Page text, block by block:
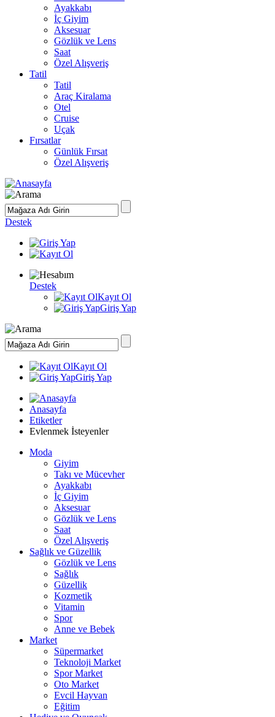
Ayakkabı
İç Giyim
Aksesuar
Gözlük ve Lens
Saat
Özel Alışveriş
Tatil
Tatil
Araç Kiralama
Otel
Cruise
Uçak
Fırsatlar
Günlük Fırsat
Özel Alışveriş
Destek
Destek
Kayıt Ol
Giriş Yap
Kayıt Ol
Giriş Yap
Anasayfa
Etiketler
Evlenmek İsteyenler
Moda
Giyim
Takı ve Mücevher
Ayakkabı
İç Giyim
Aksesuar
Gözlük ve Lens
Saat
Özel Alışveriş
Sağlık ve Güzellik
Gözlük ve Lens
Sağlık
Güzellik
Kozmetik
Vitamin
Spor
Anne ve Bebek
Market
Süpermarket
Teknoloji Market
Spor Market
Oto Market
Evcil Hayvan
Eğitim